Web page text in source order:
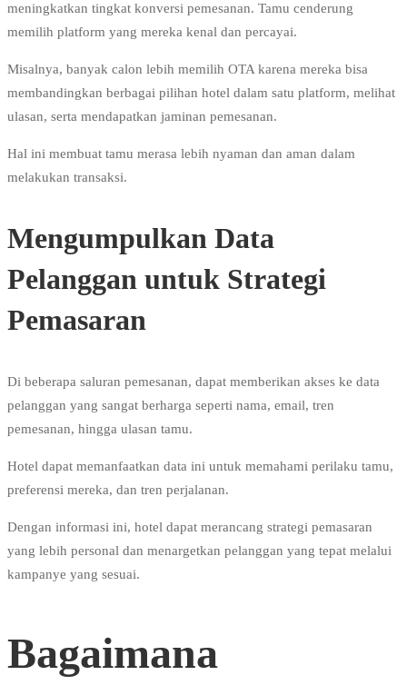
meningkatkan tingkat konversi pemesanan. Tamu cenderung
memilih platform yang mereka kenal dan percayai.
Misalnya, banyak calon lebih memilih OTA karena mereka bisa
membandingkan berbagai pilihan hotel dalam satu platform, melihat
ulasan, serta mendapatkan jaminan pemesanan.
Hal ini membuat tamu merasa lebih nyaman dan aman dalam
melakukan transaksi.
Mengumpulkan Data
Pelanggan untuk Strategi
Pemasaran
Di beberapa saluran pemesanan, dapat memberikan akses ke data
pelanggan yang sangat berharga seperti nama, email, tren
pemesanan, hingga ulasan tamu.
Hotel dapat memanfaatkan data ini untuk memahami perilaku tamu,
preferensi mereka, dan tren perjalanan.
Dengan informasi ini, hotel dapat merancang strategi pemasaran
yang lebih personal dan menargetkan pelanggan yang tepat melalui
kampanye yang sesuai.
Bagaimana